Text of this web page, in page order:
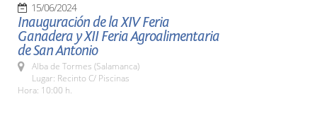
15/06/2024
Inauguración de la XIV Feria
Ganadera y XII Feria Agroalimentaria
de San Antonio
Alba de Tormes (Salamanca)
Lugar: Recinto C/ Piscinas
Hora: 10:00 h.